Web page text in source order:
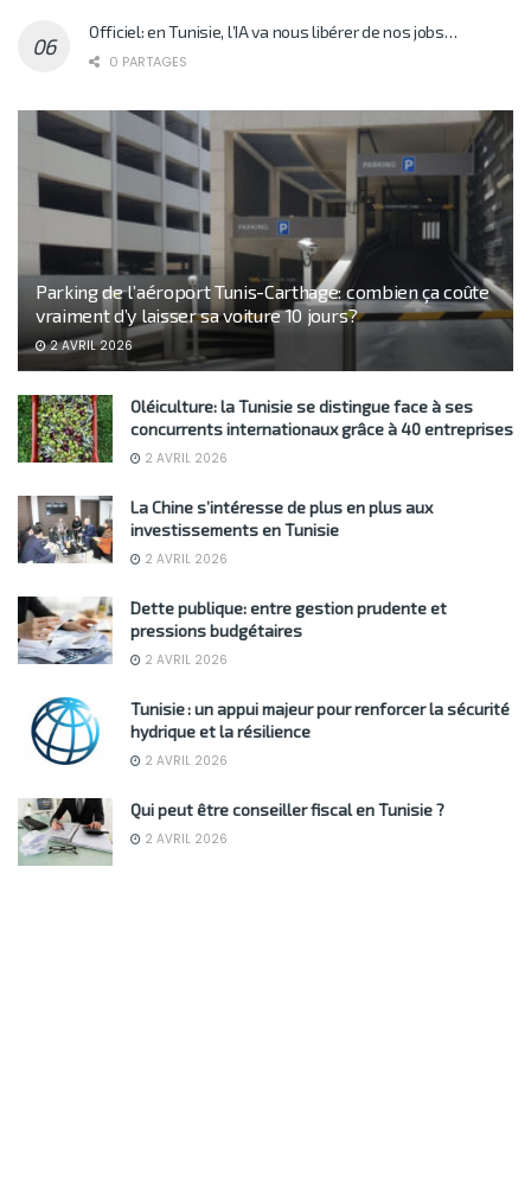
Officiel: en Tunisie, l’IA va nous libérer de nos jobs…
0 PARTAGES
Parking de l’aéroport Tunis-Carthage: combien ça coûte
vraiment d’y laisser sa voiture 10 jours?
2 AVRIL 2026
Oléiculture: la Tunisie se distingue face à ses
concurrents internationaux grâce à 40 entreprises
2 AVRIL 2026
La Chine s’intéresse de plus en plus aux
investissements en Tunisie
2 AVRIL 2026
Dette publique: entre gestion prudente et
pressions budgétaires
2 AVRIL 2026
Tunisie : un appui majeur pour renforcer la sécurité
hydrique et la résilience
2 AVRIL 2026
Qui peut être conseiller fiscal en Tunisie ?
2 AVRIL 2026